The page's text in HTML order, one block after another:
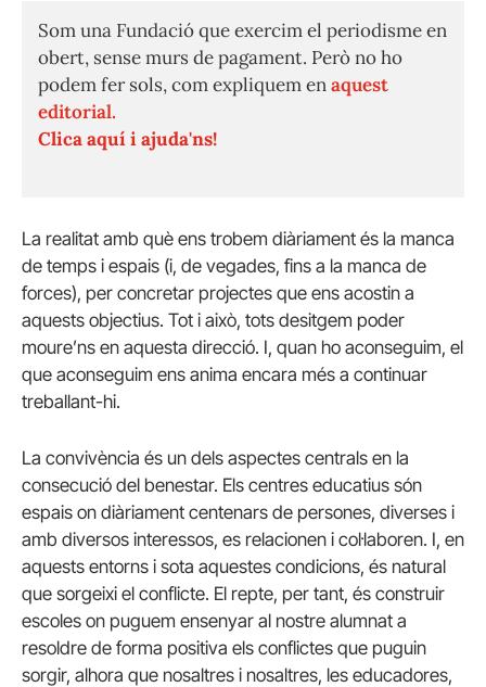
Som una Fundació que exercim el periodisme en
obert, sense murs de pagament. Però no ho
podem fer sols, com expliquem enaquest
editorial.
Clica aquí i ajuda'ns!
La realitat amb què ens trobem diàriament és la manca
de temps i espais (i, de vegades, fins a la manca de
forces), per concretar projectes que ens acostin a
aquests objectius. Tot i això, tots desitgem poder
moure’ns en aquesta direcció. I, quan ho aconseguim, el
que aconseguim ens anima encara més a continuar
treballant-hi.
La convivència és un dels aspectes centrals en la
consecució del benestar. Els centres educatius són
espais on diàriament centenars de persones, diverses i
amb diversos interessos, es relacionen i col·laboren. I, en
aquests entorns i sota aquestes condicions, és natural
que sorgeixi el conflicte. El repte, per tant, és construir
escoles on puguem ensenyar al nostre alumnat a
resoldre de forma positiva els conflictes que puguin
sorgir, alhora que nosaltres i nosaltres, les educadores,